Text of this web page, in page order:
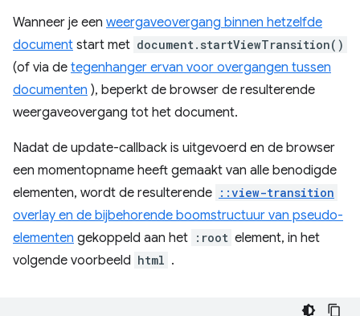
Wanneer je een weergaveovergang binnen hetzelfde
document start met document.startViewTransition()
(of via de tegenhanger ervan voor overgangen tussen
documenten ), beperkt de browser de resulterende
weergaveovergang tot het document.
Nadat de update-callback is uitgevoerd en de browser
een momentopname heeft gemaakt van alle benodigde
elementen, wordt de resulterende ::view-transition
overlay en de bijbehorende boomstructuur van pseudo-
elementen gekoppeld aan het :root element, in het
volgende voorbeeld html .